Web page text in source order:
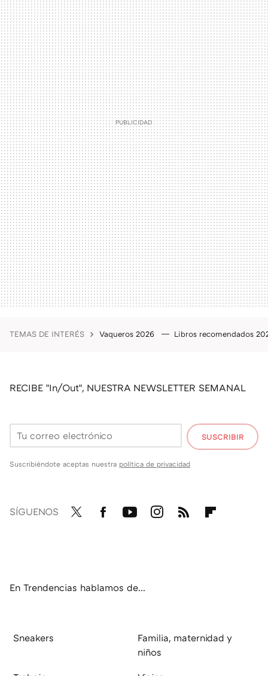
TEMAS DE INTERÉS Vaqueros 2026 Libros recomendados
RECIBE "In/Out", NUESTRA NEWSLETTER SEMANAL
SUSCRIBIR
Suscribiéndote aceptas nuestra política de privacidad
SÍGUENOS
En Trendencias hablamos de...
Sneakers
Familia, maternidad y
niños